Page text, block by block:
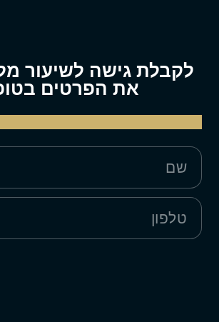
לקבלת גישה לשיעור
את הפרטים